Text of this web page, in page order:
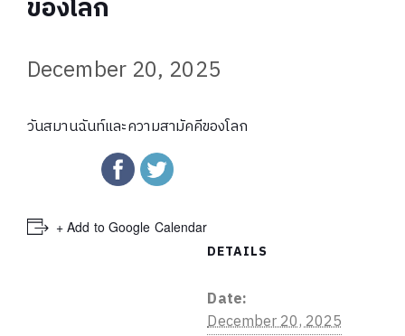
ของโลก
December 20, 2025
วันสมานฉันท์และความสามัคคีของโลก
+ Add to Google Calendar
DETAILS
Date:
December 20, 2025